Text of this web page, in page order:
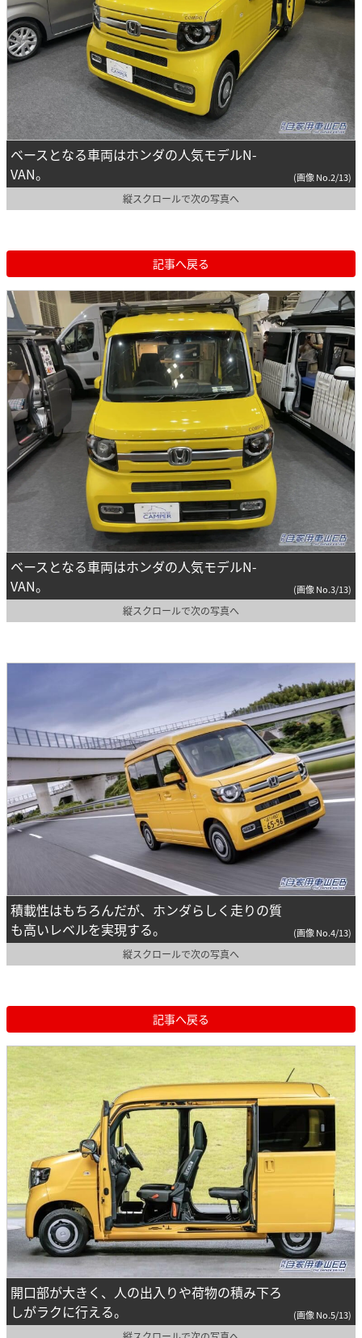
ベースとなる車両はホンダの人気モデルN-
VAN。
(画像 No.2/13)
縦スクロールで次の写真へ
記事へ戻る
ベースとなる車両はホンダの人気モデルN-
VAN。
(画像 No.3/13)
縦スクロールで次の写真へ
積載性はもちろんだが、ホンダらしく走りの質
も高いレベルを実現する。
(画像 No.4/13)
縦スクロールで次の写真へ
記事へ戻る
開口部が大きく、人の出入りや荷物の積み下ろ
しがラクに行える。
(画像 No.5/13)